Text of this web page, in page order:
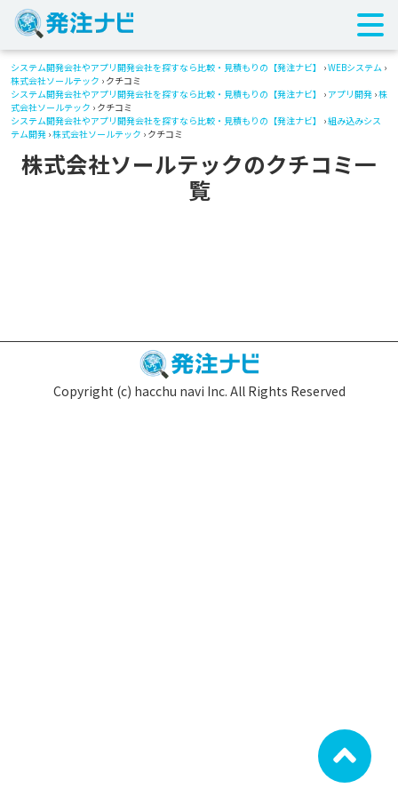
システム開発会社やアプリ開発会社を探すなら比較・見積もりの【発注ナビ】 ›WEBシステム ›
株式会社ソールテック › クチコミ
システム開発会社やアプリ開発会社を探すなら比較・見積もりの【発注ナビ】
› アプリ開発 ›株
式会社ソールテック › クチコミ
システム開発会社やアプリ開発会社を探すなら比較・見積もりの【発注ナビ】
›組み込みシス
テム開発 ›株式会社ソールテック › クチコミ
株式会社ソールテックのクチコミ一
覧
Copyright (c) hacchu navi Inc. All Rights Reserved